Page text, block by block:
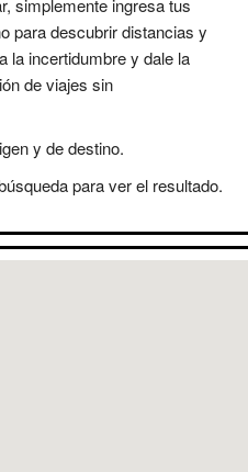
simplemente ingresa tus
para descubrir distancias y
la incertidumbre y dale la
de viajes sin
y de destino.
para ver el resultado.